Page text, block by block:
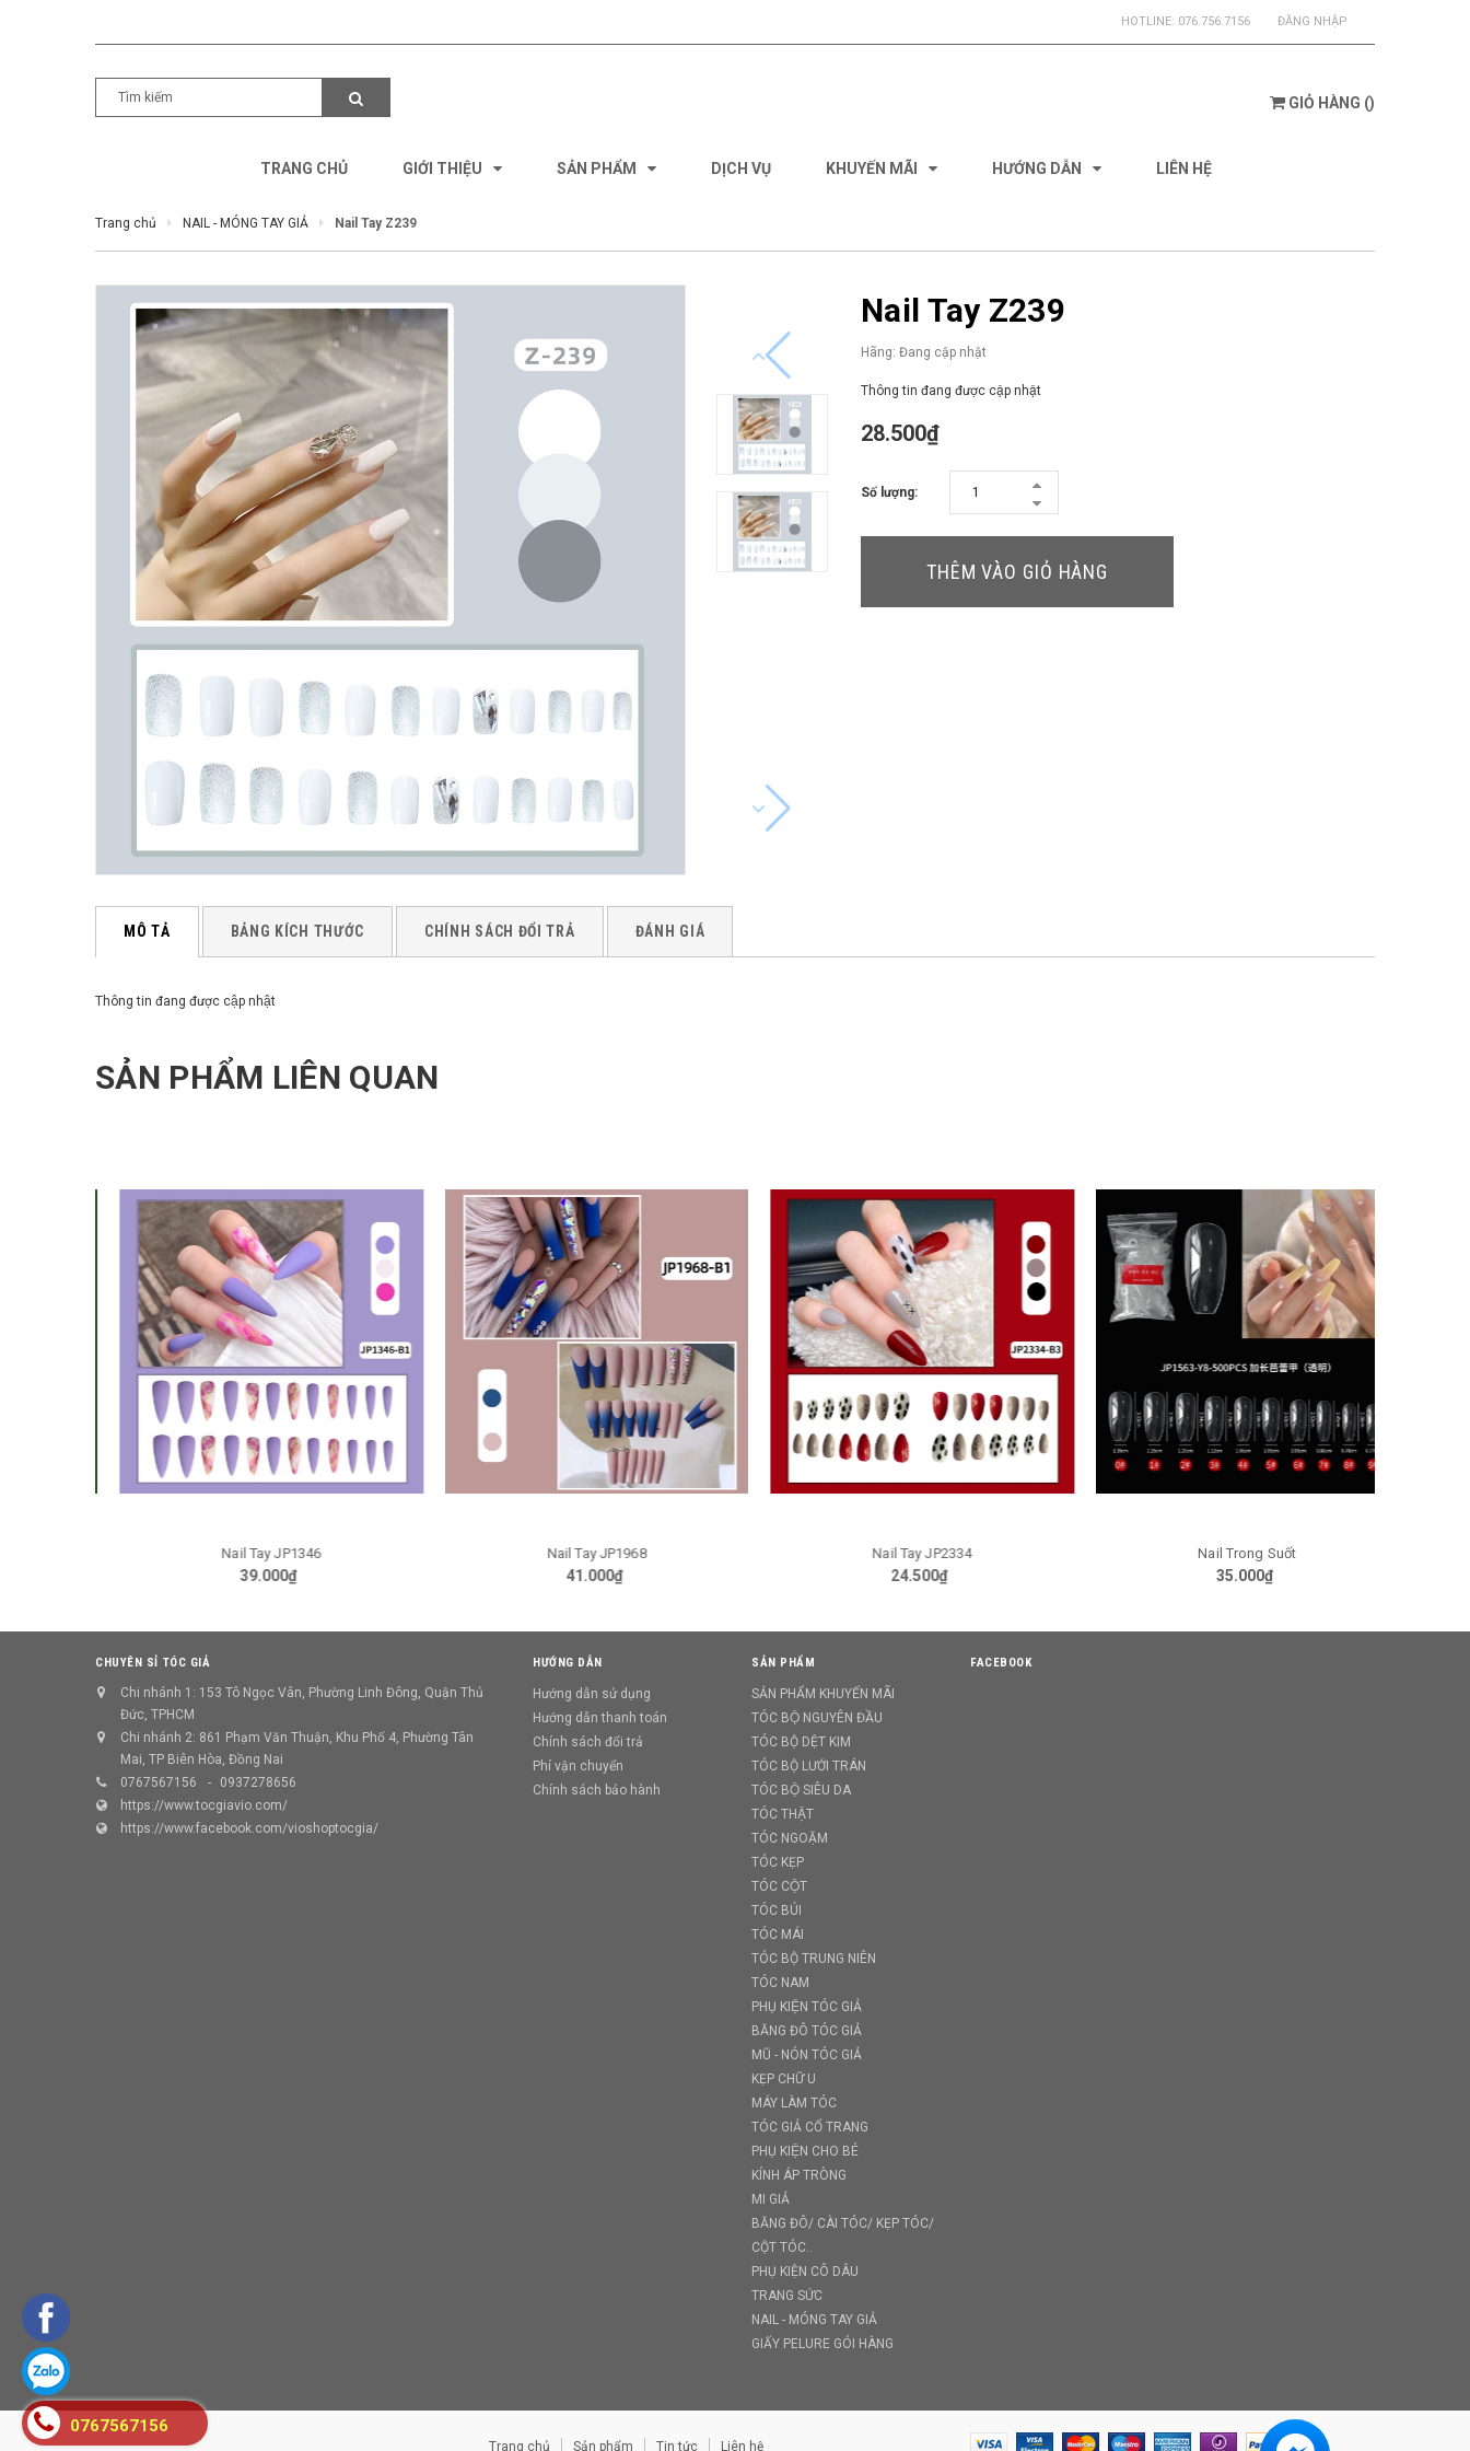
HOTLINE: 076.756.7156 ĐĂNG NHẬP
GIỎ HÀNG ()
TRANG CHỦ GIỚI THIỆU SẢN PHẨM DỊCH VỤ KHUYẾN MÃI HƯỚNG DẪN LIÊN HỆ
Trang chủ NAIL - MÓNG TAY GIẢ Nail Tay Z239
Nail Tay Z239
Hãng: Đang cập nhật
Thông tin đang được cập nhật
28.500₫
Số lượng:
THÊM VÀO GIỎ HÀNG
MÔ TẢ BẢNG KÍCH THƯỚC CHÍNH SÁCH ĐỔI TRẢ ĐÁNH GIÁ
Thông tin đang được cập nhật
SẢN PHẨM LIÊN QUAN
GIỎ HÀNG
Nail Tay JP1346
39.000₫
GIỎ HÀNG
Nail Tay JP1968
41.000₫
GIỎ HÀNG
Nail Tay JP2334
24.500₫
TÙY CHỌN
Nail Trong Suốt
35.000₫
CHUYÊN SỈ TÓC GIẢ
Chi nhánh 1: 153 Tô Ngọc Vân, Phường Linh Đông, Quận Thủ
Đức, TPHCM
Chi nhánh 2: 861 Phạm Văn Thuận, Khu Phố 4, Phường Tân
Mai, TP Biên Hòa, Đồng Nai
0767567156
0937278656
https://www.tocgiavio.com/
https://www.facebook.com/vioshoptocgia/
HƯỚNG DẪN
Hướng dẫn sử dụng
Hướng dẫn thanh toán
Chính sách đổi trả
Phí vận chuyển
Chính sách bảo hành
SẢN PHẨM
SẢN PHẨM KHUYẾN MÃI
TÓC BỘ NGUYÊN ĐẦU
TÓC BỘ DỆT KIM
TÓC BỘ LƯỚI TRÁN
TÓC BỘ SIÊU DA
TÓC THẬT
TÓC NGOẶM
TÓC KẸP
TÓC CỘT
TÓC BÚI
TÓC MÁI
TÓC BỘ TRUNG NIÊN
TÓC NAM
PHỤ KIỆN TÓC GIẢ
BĂNG ĐÔ TÓC GIẢ
MŨ - NÓN TÓC GIẢ
KẸP CHỮ U
MÁY LÀM TÓC
TÓC GIẢ CỔ TRANG
PHỤ KIỆN CHO BÉ
KÍNH ÁP TRÒNG
MI GIẢ
BĂNG ĐÔ/ CÀI TÓC/ KẸP TÓC/
CỘT TÓC..
PHỤ KIỆN CÔ DÂU
TRANG SỨC
NAIL - MÓNG TAY GIẢ
GIẤY PELURE GÓI HÀNG
FACEBOOK
Trang chủ Sản phẩm Tin tức Liên hệ
0767567156